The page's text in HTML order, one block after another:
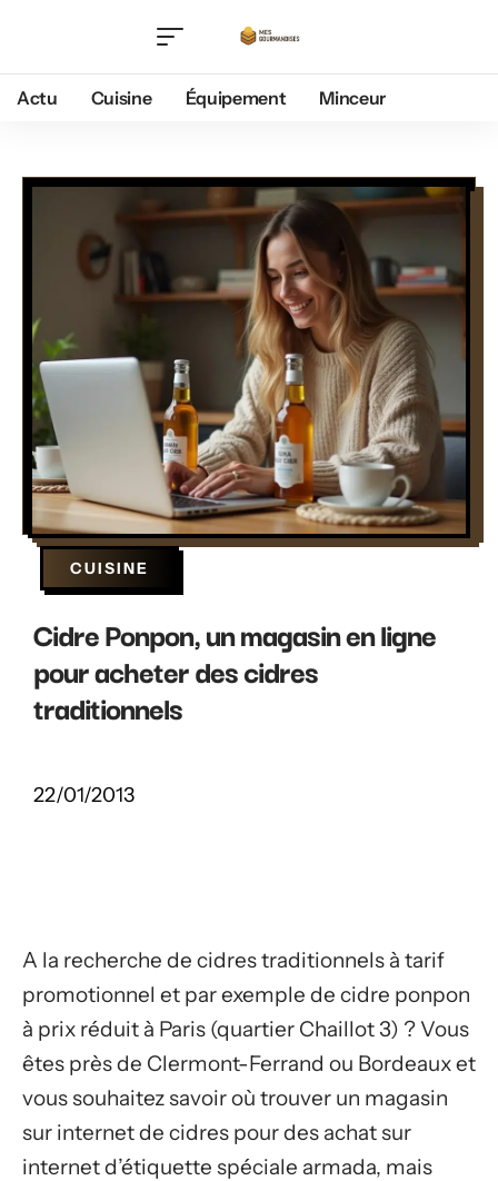
Actu Cuisine Équipement Minceur
CUISINE
Cidre Ponpon, un magasin en ligne
pour acheter des cidres
traditionnels
22/01/2013
A la recherche de cidres traditionnels à tarif
promotionnel et par exemple de cidre ponpon
à prix réduit à Paris (quartier Chaillot 3) ? Vous
êtes près de Clermont-Ferrand ou Bordeaux et
vous souhaitez savoir où trouver un magasin
sur internet de cidres pour des achat sur
internet d’étiquette spéciale armada, mais